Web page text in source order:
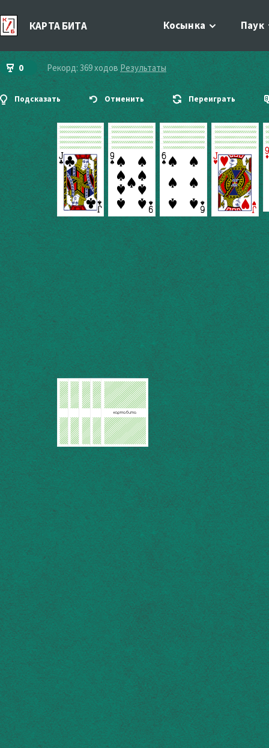
КАРТА БИТА Косынка Паук
0 Рекорд: 369 ходовРезультаты
Подсказать Отменить Переиграть